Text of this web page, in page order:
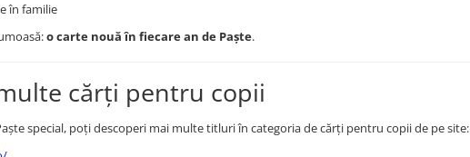
în familie
o carte nouă în fiecare an de Paște.
cărți pentru copii
special, poți descoperi mai multe titluri în categoria de cărți pentru copii de pe site: